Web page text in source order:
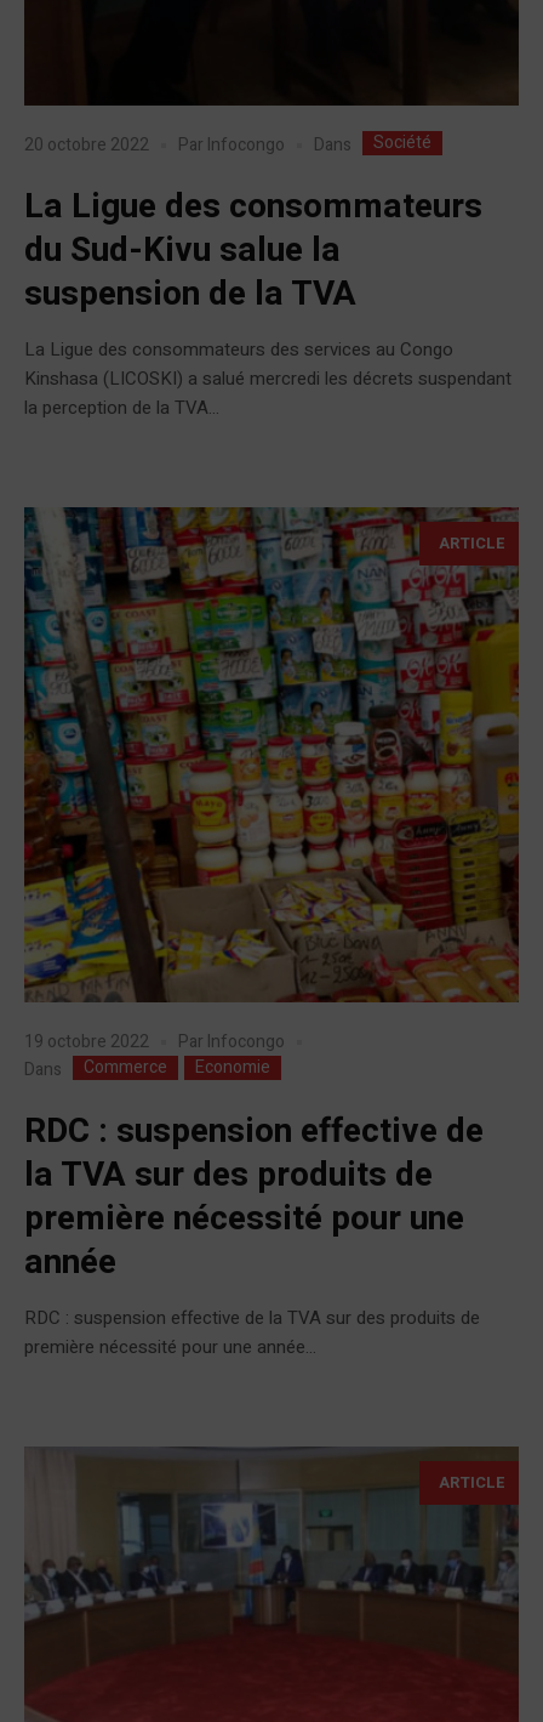
20 octobre 2022 Par Infocongo Dans Société
La Ligue des consommateurs
du Sud-Kivu salue la
suspension de la TVA
La Ligue des consommateurs des services au Congo
Kinshasa (LICOSKI) a salué mercredi les décrets suspendant
la perception de la TVA...
ARTICLE
19 octobre 2022 Par Infocongo
Dans
Commerce Economie
RDC : suspension effective de
la TVA sur des produits de
première nécessité pour une
année
RDC : suspension effective de la TVA sur des produits de
première nécessité pour une année...
ARTICLE